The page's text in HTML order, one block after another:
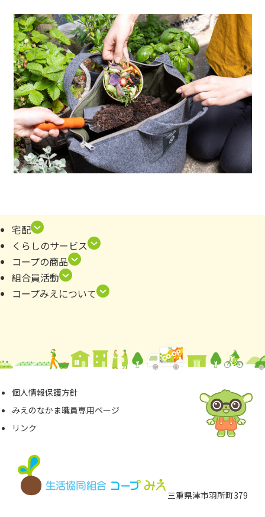
宅配
くらしのサービス
コープの商品
組合員活動
コープみえについて
三重県津市⽻所町379
個⼈情報保護⽅針
みえのなかま職員専⽤ページ
リンク